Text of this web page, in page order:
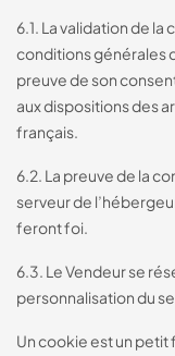
6.1. La validation de
conditions générales
preuve de son
aux dispositions des
français.
6.2. La preuve de la
serveur de
feront foi.
6.3. Le Vendeur se
personnalisation du
Un cookie est un